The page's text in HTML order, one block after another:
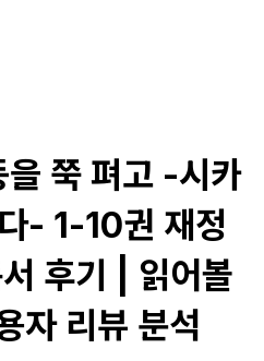
쭉 펴고 -시카
- 1-10권 재정
후기 | 읽어볼
자 리뷰 분석